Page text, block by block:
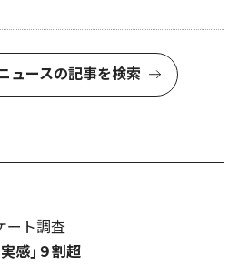
ュースの記事を検索
ート調査
感｣９割超